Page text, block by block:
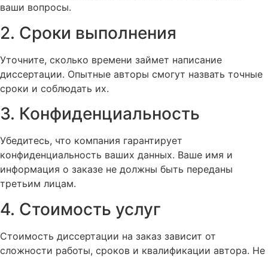
ваши вопросы.
2. Сроки выполнения
Уточните, сколько времени займет написание
диссертации. Опытные авторы смогут назвать точные
сроки и соблюдать их.
3. Конфиденциальность
Убедитесь, что компания гарантирует
конфиденциальность ваших данных. Ваше имя и
информация о заказе не должны быть переданы
третьим лицам.
4. Стоимость услуг
Стоимость диссертации на заказ зависит от
сложности работы, сроков и квалификации автора. Не